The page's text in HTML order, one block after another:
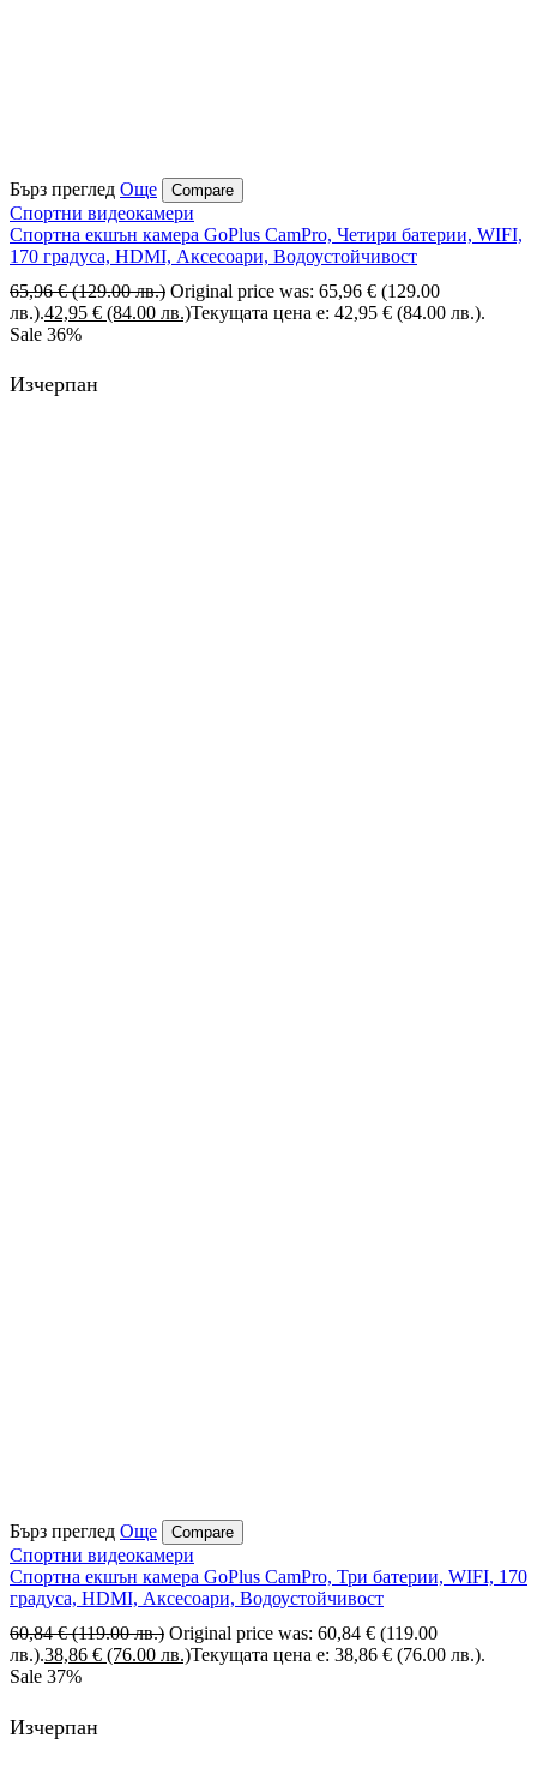
Бърз преглед Още Compare
Спортни видеокамери
Спортна екшън камера GoPlus CamPro, Четири батерии, WIFI,
170 градуса, HDMI, Аксесоари, Водоустойчивост
65,96€ (129.00 лв.) Original price was: 65,96 € (129.00
лв.).42,95 € (84.00 лв.)Текущата цена е: 42,95 € (84.00 лв.).
Sale 36%
Изчерпан
Бърз преглед Още Compare
Спортни видеокамери
Спортна екшън камера GoPlus CamPro, Три батерии, WIFI, 170
градуса, HDMI, Аксесоари, Водоустойчивост
60,84€ (119.00 лв.) Original price was: 60,84 € (119.00
лв.).38,86 € (76.00 лв.)Текущата цена е: 38,86 € (76.00 лв.).
Sale 37%
Изчерпан